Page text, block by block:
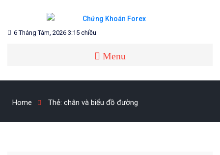
content
CHỨNG KHOÁN FOREX
Blog chia sẻ về Chứng Khoán và Forex
6 Tháng Tám, 2026 3:15 chiều
Menu
Home Thẻ: chân và biểu đồ đường